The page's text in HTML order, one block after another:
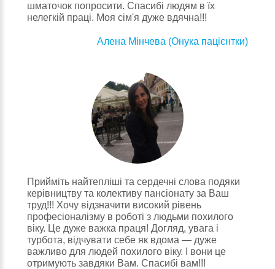
шматочок попросити. Спасибі людям в їх
нелегкій праці. Моя сім'я дуже вдячна!!!
Алена Мінчева (Онука пацієнтки)
Прийміть найтепліші та сердечні слова подяки
керівництву та колективу пансіонату за Ваш
труд!!! Хочу відзначити високий рівень
професіоналізму в роботі з людьми похилого
віку. Це дуже важка праця! Догляд, увага і
турбота, відчувати себе як вдома — дуже
важливо для людей похилого віку. І вони це
отримують завдяки Вам. Спасибі вам!!!